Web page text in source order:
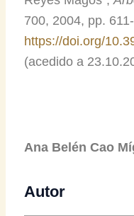
700, 2004, pp.
https://doi.org/
(acedido a
Ana Belén Cao
Autor